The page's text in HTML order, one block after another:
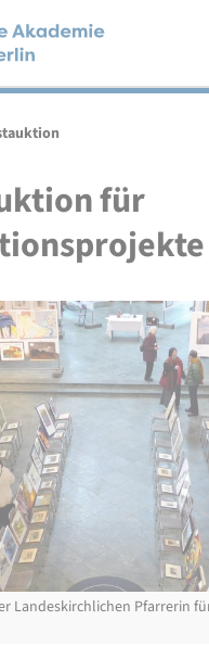
für
Landeskirchlichen Pfarrerin